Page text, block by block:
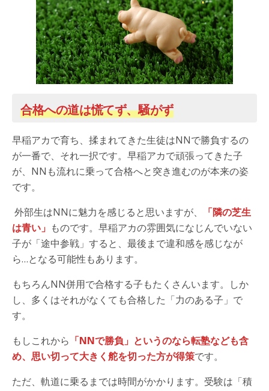
合格への道は慌てず、騒がず
早稲アカで育ち、揉まれてきた生徒はNNで勝負するの
が一番で、それ一択です。早稲アカで頑張ってきた子
が、NNも流れに乗って合格へと突き進むのが本来の姿
です。
外部生はNNに魅力を感じると思いますが、
「隣の芝生
は青い」 ものです。早稲アカの雰囲気になじんでいない
子が「途中参戦」すると、最後まで違和感を感じなが
ら…となる可能性もあります。
もちろんNN併用で合格する子もたくさんいます。しか
し、多くはそれがなくても合格した「力のある子」で
す。
もしこれから 「NNで勝負」というのなら転塾なども含
め、思い切って大きく舵を切った方が得策です。
ただ、軌道に乗るまでは時間がかかります。受験は「積